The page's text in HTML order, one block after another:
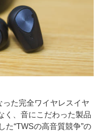
った完全ワイヤレスイヤ
く、音にこだわった製品
た“TWSの高音質競争”の